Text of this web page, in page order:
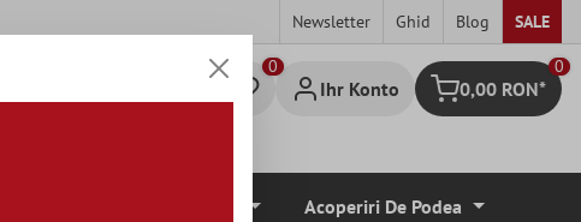
Newsletter Ghid Blog SALE
Ihr Konto Warenkorb
0
0,00 RON*
Acoperiri De Podea